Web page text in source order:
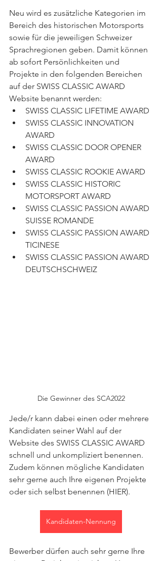
Neu wird es zusätzliche Kategorien im
Bereich des historischen Motorsports
sowie für die jeweiligen Schweizer
Sprachregionen geben. Damit können
ab sofort Persönlichkeiten und
Projekte in den folgenden Bereichen
auf der SWISS CLASSIC AWARD
Website benannt werden:
SWISS CLASSIC LIFETIME AWARD
SWISS CLASSIC INNOVATION
AWARD
SWISS CLASSIC DOOR OPENER
AWARD
SWISS CLASSIC ROOKIE AWARD
SWISS CLASSIC HISTORIC
MOTORSPORT AWARD
SWISS CLASSIC PASSION AWARD
SUISSE ROMANDE
SWISS CLASSIC PASSION AWARD
TICINESE
SWISS CLASSIC PASSION AWARD
DEUTSCHSCHWEIZ
Die Gewinner des SCA2022
Jede/r kann dabei einen oder mehrere
Kandidaten seiner Wahl auf der
Website des SWISS CLASSIC AWARD
schnell und unkompliziert benennen.
Zudem können mögliche Kandidaten
sehr gerne auch Ihre eigenen Projekte
oder sich selbst benennen (HIER).
Kandidaten-Nennung
Bewerber dürfen auch sehr gerne Ihre